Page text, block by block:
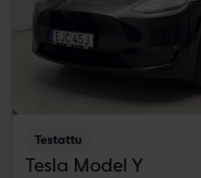
Testattu
Tesla Model Y